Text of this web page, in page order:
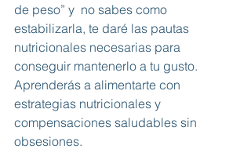
de peso” y  no sabes como
estabilizarla, te daré las pautas
nutricionales necesarias para
conseguir mantenerlo a tu gusto.
Aprenderás a alimentarte con
estrategias nutricionales y
compensaciones saludables sin
obsesiones.